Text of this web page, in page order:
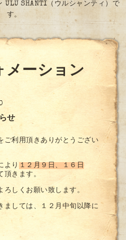
ULU SHANTI（ウルシャンティ）で
す。
メーション
せ
ご利用頂きありがとうござい
より １２月９日、１６日
頂きます。
しくお願い致します。
しては、１２月中旬以降に